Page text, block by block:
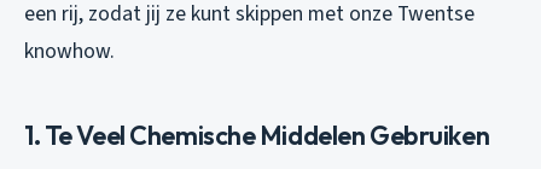
een rij, zodat jij ze kunt skippen met onze Twentse
knowhow.
1. Te Veel Chemische Middelen Gebruiken